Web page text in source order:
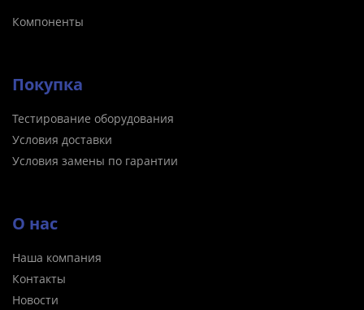
Компоненты
Покупка
Тестирование оборудования
Условия доставки
Условия замены по гарантии
О нас
Наша компания
Контакты
Новости